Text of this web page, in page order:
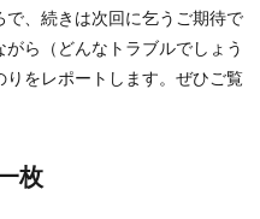
、続きは次回に乞うご期待で
ら（どんなトラブルでしょう
をレポートします。ぜひご覧
枚